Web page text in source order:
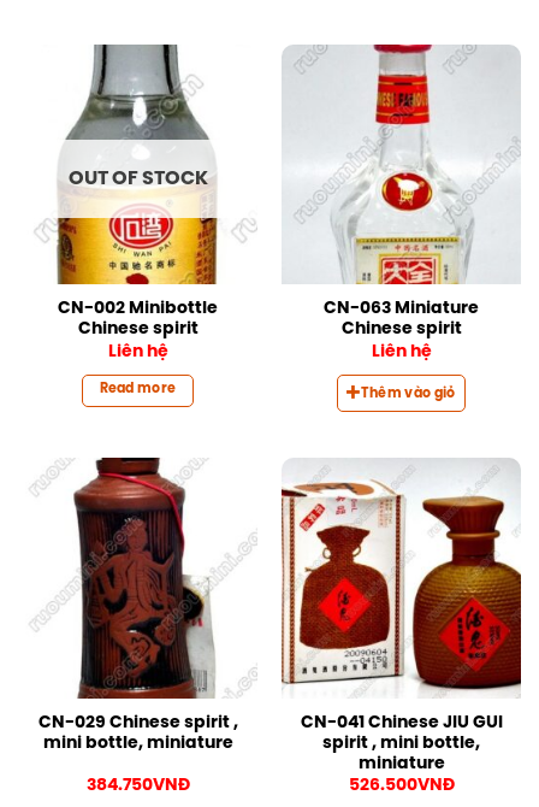
OUT OF STOCK
CN-002 Minibottle
Chinese spirit
Liên hệ
Read more
CN-063 Miniature
Chinese spirit
Liên hệ
Thêm vào giỏ
CN-029 Chinese spirit ,
mini bottle, miniature
384.750VNĐ
CN-041 Chinese JIU GUI
spirit , mini bottle,
miniature
526.500VNĐ